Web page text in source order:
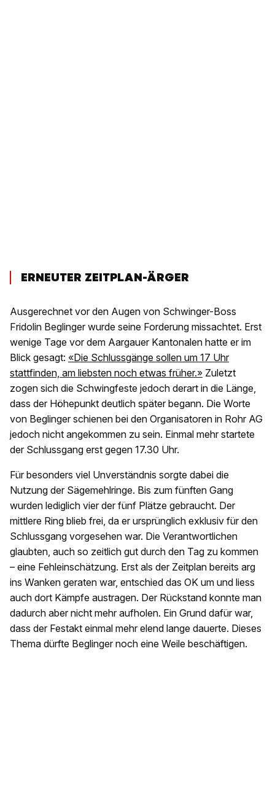
ERNEUTER ZEITPLAN-ÄRGER
Ausgerechnet vor den Augen von Schwinger-Boss
Fridolin Beglinger wurde seine Forderung missachtet. Erst
wenige Tage vor dem Aargauer Kantonalen hatte er im
Blick gesagt: «Die Schlussgänge sollen um 17 Uhr
stattfinden, am liebsten noch etwas früher.» Zuletzt
zogen sich die Schwingfeste jedoch derart in die Länge,
dass der Höhepunkt deutlich später begann. Die Worte
von Beglinger schienen bei den Organisatoren in Rohr AG
jedoch nicht angekommen zu sein. Einmal mehr startete
der Schlussgang erst gegen 17.30 Uhr.
Für besonders viel Unverständnis sorgte dabei die
Nutzung der Sägemehlringe. Bis zum fünften Gang
wurden lediglich vier der fünf Plätze gebraucht. Der
mittlere Ring blieb frei, da er ursprünglich exklusiv für den
Schlussgang vorgesehen war. Die Verantwortlichen
glaubten, auch so zeitlich gut durch den Tag zu kommen
– eine Fehleinschätzung. Erst als der Zeitplan bereits arg
ins Wanken geraten war, entschied das OK um und liess
auch dort Kämpfe austragen. Der Rückstand konnte man
dadurch aber nicht mehr aufholen. Ein Grund dafür war,
dass der Festakt einmal mehr elend lange dauerte. Dieses
Thema dürfte Beglinger noch eine Weile beschäftigen.